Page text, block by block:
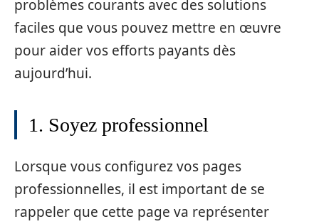
problèmes courants avec des solutions
faciles que vous pouvez mettre en œuvre
pour aider vos efforts payants dès
aujourd’hui.
1. Soyez professionnel
Lorsque vous configurez vos pages
professionnelles, il est important de se
rappeler que cette page va représenter